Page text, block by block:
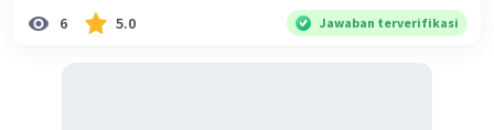
6 5.0 Jawaban terverifikasi